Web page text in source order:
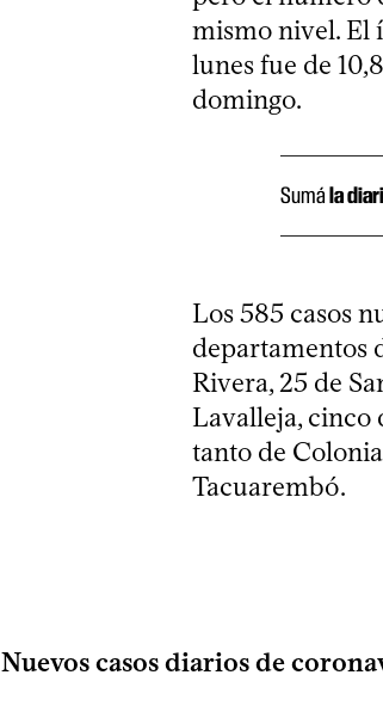
mismo nivel. El
lunes fue de
domingo.
Sumála
Los 585 casos
departamentos
Rivera, 25 de
Lavalleja, cinco
tanto de
Tacuarembó.
Nuevos casos diarios de